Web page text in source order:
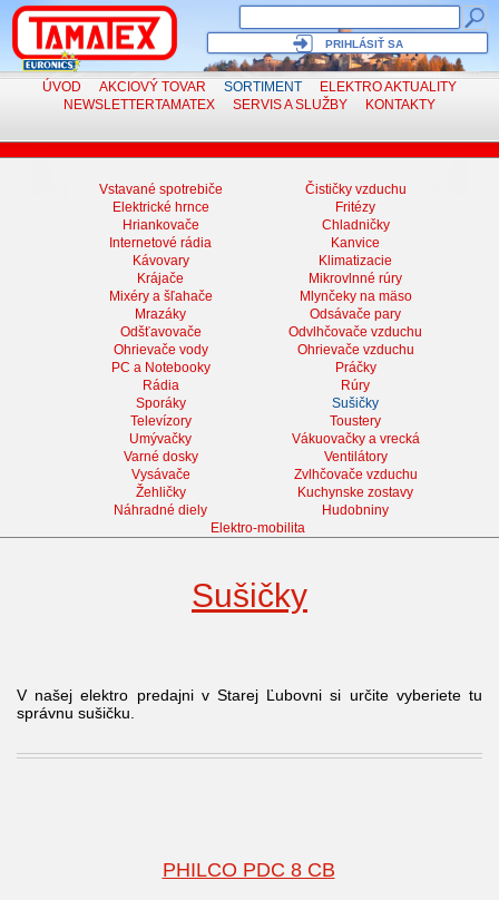
PRIHLÁSIŤ SA
ÚVOD AKCIOVÝ TOVAR SORTIMENT ELEKTROAKTUALITY
NEWSLETTERTAMATEX SERVISA SLUŽBY KONTAKTY
Vstavané spotrebiče
Čističky vzduchu
Elektrické hrnce
Fritézy
Hriankovače
Chladničky
Internetové rádia
Kanvice
Kávovary
Klimatizacie
Krájače
Mikrovlnné rúry
Mixéry a šľahače
Mlynčeky na mäso
Mrazáky
Odsávače pary
Odšťavovače
Odvlhčovače vzduchu
Ohrievače vody
Ohrievače vzduchu
PC a Notebooky
Práčky
Rádia
Rúry
Sporáky
Sušičky
Televízory
Toustery
Umývačky
Vákuovačky a vrecká
Varné dosky
Ventilátory
Vysávače
Zvlhčovače vzduchu
Žehličky
Kuchynske zostavy
Náhradné diely
Hudobniny
Elektro-mobilita
Sušičky
V našej elektro predajni v Starej Ľubovni si určite vyberiete tu
správnu sušičku.
PHILCO PDC 8 CB